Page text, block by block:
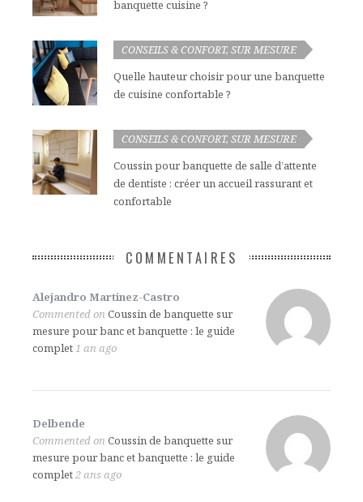
banquette cuisine ?
CONSEILS & CONFORT, SUR MESURE
Quelle hauteur choisir pour une banquette
de cuisine confortable ?
CONSEILS & CONFORT, SUR MESURE
Coussin pour banquette de salle d’attente
de dentiste : créer un accueil rassurant et
confortable
COMMENTAIRES
Alejandro Martinez-Castro
Commented on Coussin de banquette sur
mesure pour banc et banquette : le guide
complet1 an ago
Delbende
Commented on Coussin de banquette sur
mesure pour banc et banquette : le guide
complet2 ans ago